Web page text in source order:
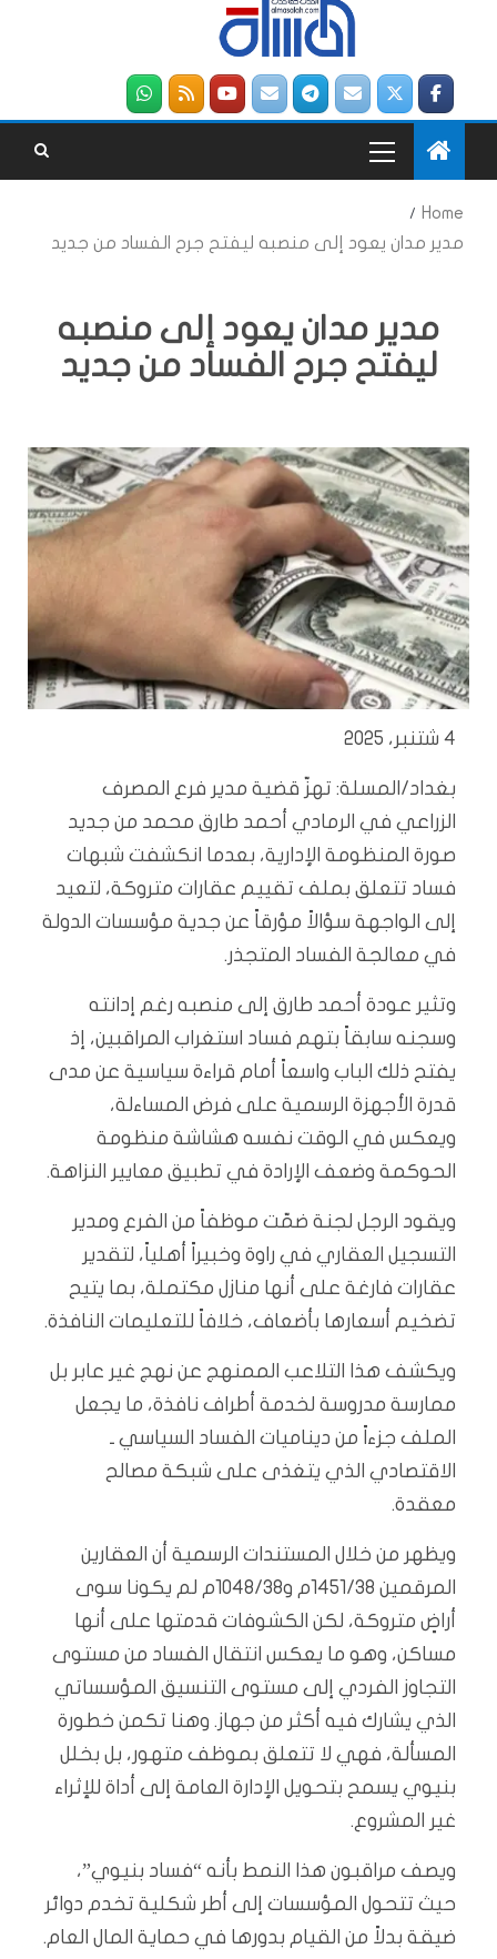
Home
مدير مدان يعود إلى منصبه ليفتح جرح الفساد من جديد
مدير مدان يعود إلى منصبه
ليفتح جرح الفساد من جديد
4 شتنبر، 2025
بغداد/المسلة: تهزّ قضية مدير فرع المصرف
الزراعي في الرمادي أحمد طارق محمد من جديد
صورة المنظومة الإدارية، بعدما انكشفت شبهات
فساد تتعلق بملف تقييم عقارات متروكة، لتعيد
إلى الواجهة سؤالاً مؤرقاً عن جدية مؤسسات الدولة
في معالجة الفساد المتجذر.
وتثير عودة أحمد طارق إلى منصبه رغم إدانته
وسجنه سابقاً بتهم فساد استغراب المراقبين، إذ
يفتح ذلك الباب واسعاً أمام قراءة سياسية عن مدى
قدرة الأجهزة الرسمية على فرض المساءلة،
ويعكس في الوقت نفسه هشاشة منظومة
الحوكمة وضعف الإرادة في تطبيق معايير النزاهة.
ويقود الرجل لجنة ضمّت موظفاً من الفرع ومدير
التسجيل العقاري في راوة وخبيراً أهلياً، لتقدير
عقارات فارغة على أنها منازل مكتملة، بما يتيح
تضخيم أسعارها بأضعاف، خلافاً للتعليمات النافذة.
ويكشف هذا التلاعب الممنهج عن نهج غير عابر بل
ممارسة مدروسة لخدمة أطراف نافذة، ما يجعل
الملف جزءاً من ديناميات الفساد السياسي ـ
الاقتصادي الذي يتغذى على شبكة مصالح
معقدة.
ويظهر من خلال المستندات الرسمية أن العقارين
المرقمين 1451/38م و1048/38م لم يكونا سوى
أراضٍ متروكة، لكن الكشوفات قدمتها على أنها
مساكن، وهو ما يعكس انتقال الفساد من مستوى
التجاوز الفردي إلى مستوى التنسيق المؤسساتي
الذي يشارك فيه أكثر من جهاز. وهنا تكمن خطورة
المسألة، فهي لا تتعلق بموظف متهور، بل بخلل
بنيوي يسمح بتحويل الإدارة العامة إلى أداة للإثراء
غير المشروع.
ويصف مراقبون هذا النمط بأنه “فساد بنيوي”،
حيث تتحول المؤسسات إلى أطر شكلية تخدم دوائر
ضيقة بدلاً من القيام بدورها في حماية المال العام.